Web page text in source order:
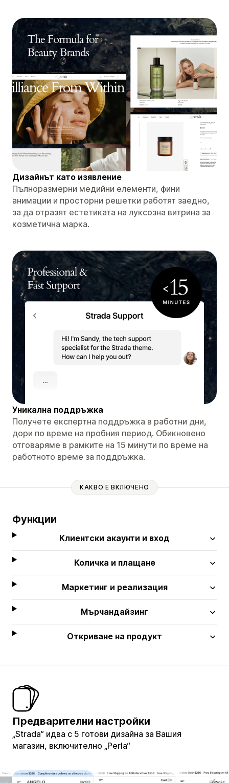
Дизайнът като изявление
Пълноразмерни медийни елементи, фини
анимации и просторни решетки работят заедно,
за да отразят естетиката на луксозна витрина за
козметична марка.
Уникална поддръжка
Получете експертна поддръжка в работни дни,
дори по време на пробния период. Обикновено
отговаряме в рамките на 15 минути по време на
работното време за поддръжка.
КАКВО Е ВКЛЮЧЕНО
Функции
Клиентски акаунти и вход
Количка и плащане
Маркетинг и реализация
Мърчандайзинг
Откриване на продукт
Предварителни настройки
„Strada“ идва с 5 готови дизайна за Вашия
магазин, включително „Perla“